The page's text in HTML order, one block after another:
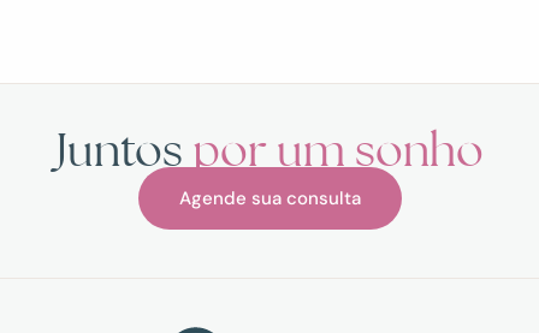
Juntos por um sonho
Agende sua consulta